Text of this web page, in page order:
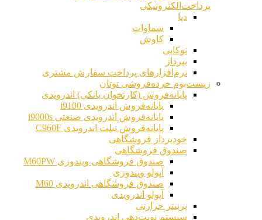
پرداخت‌الکترونیکی
دپا
سماوات
کاوش
توکاپی
بپرداز
نرم‌افزارهای پرداخت سفارش مشتری
زیست‌بوم خرده‌فروشی توتان
پایانه‌فروش (کارتخوان بانکی) اندرویدی
پایانه‌فروش اندرویدی i9100
پایانه‌فروش اندرویدی صنعتی i9000s
پایانه‌فروش تبلت اندرویدی C960F
خودپرداز فروشگاهی
صندوق فروشگاهی
صندوق فروشگاهی ویندوزی M60PW
آپولو ویندوزی
صندوق فروشگاهی اندرویدی M60
آپولو اندرویدی
پرینتر حرارتی
سیستم نوبت‌دهی اندرویدی